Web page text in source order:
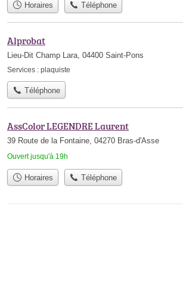
Horaires Téléphone
Alprobat
Lieu-Dit Champ Lara, 04400 Saint-Pons
Services : plaquiste
Téléphone
AssColor LEGENDRE Laurent
39 Route de la Fontaine, 04270 Bras-d'Asse
Ouvert jusqu'à 19h
Horaires Téléphone